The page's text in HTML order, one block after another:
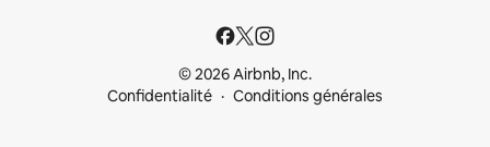
© 2026 Airbnb, Inc.
Confidentialité
Conditions générales